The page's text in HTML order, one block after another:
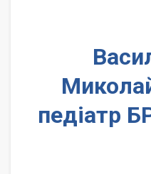
педіатр